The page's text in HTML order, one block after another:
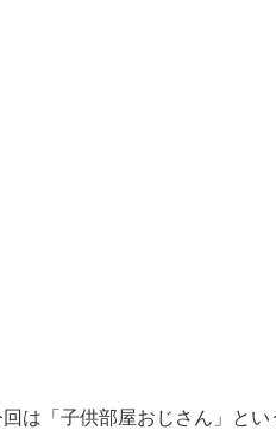
は「子供部屋おじさん」と